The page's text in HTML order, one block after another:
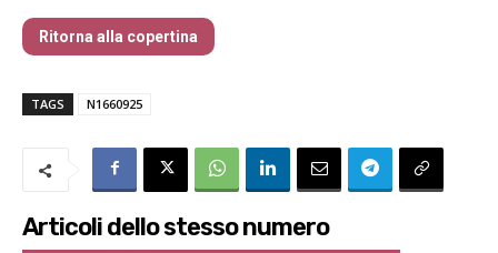
Ritorna alla copertina
TAGS N1660925
Articoli dello stesso numero